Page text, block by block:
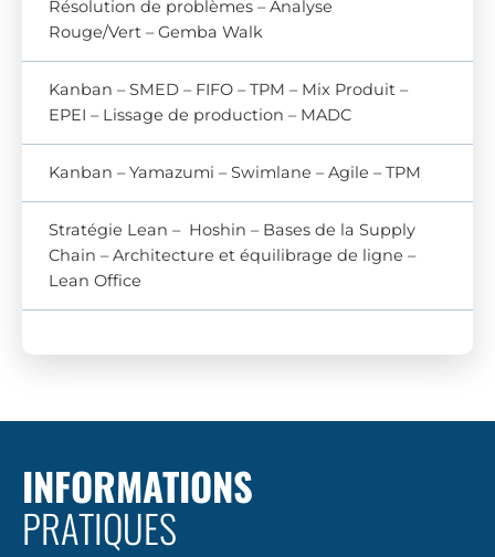
Résolution de problèmes – Analyse
Rouge/Vert – Gemba Walk
Kanban – SMED – FIFO – TPM – Mix Produit –
EPEI – Lissage de production – MADC
Kanban – Yamazumi – Swimlane – Agile – TPM
Stratégie Lean – Hoshin – Bases de la Supply
Chain – Architecture et équilibrage de ligne –
Lean Office
INFORMATIONS
PRATIQUES